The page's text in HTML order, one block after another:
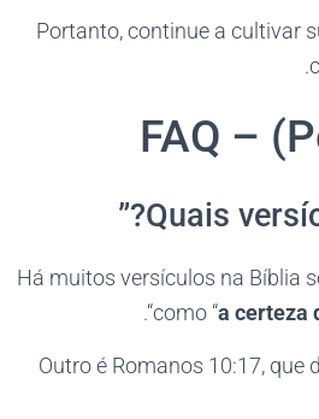
Portanto, continue a cultivar
FAQ –
Há muitos versículos na Bíblia
como “a certeza
“.
Outro é Romanos 10:17, que